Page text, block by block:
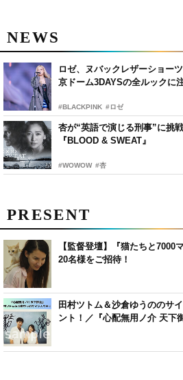
NEWS
ロゼ、ヌバックレザーショ
京ドーム3DAYSの全ルックに
#BLACKPINK #ロゼ
杏が“英語で演じる刑事”に挑
『BLOOD & SWEAT』
#WOWOW #杏
PRESENT
【監督登壇】『猫たちと7000
20名様をご招待！
田村ツトム＆沙倉ゆうののサ
ント！／『心配無用ノ介 天下